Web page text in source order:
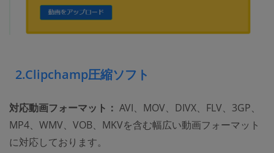
2.Clipchamp圧縮ソフト
対応動画フォーマット： AVI、MOV、DIVX、FLV、3GP、
MP4、WMV、VOB、MKVを含む幅広い動画フォーマット
に対応しております。